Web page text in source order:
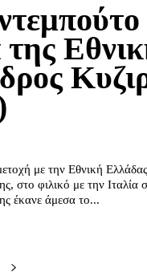
με την Εθνική
στο φιλικό με την
έκανε άμεσα το...